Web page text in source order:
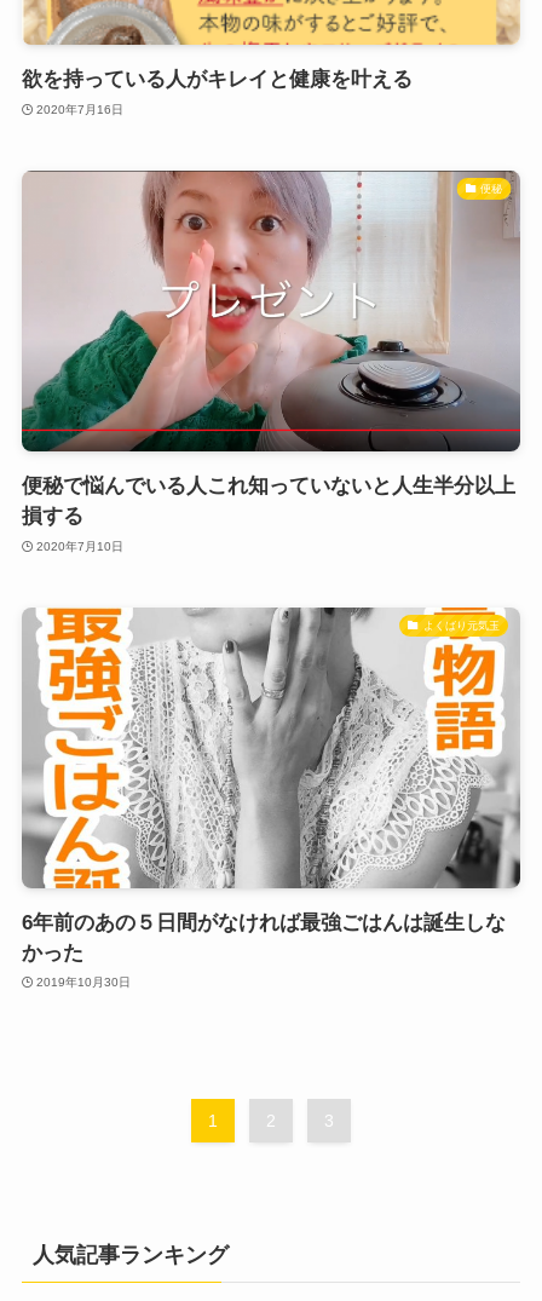
欲を持っている人がキレイと健康を叶える
2020年7月16日
便秘
便秘で悩んでいる人これ知っていないと人生半分以上
損する
2020年7月10日
よくばり元気玉
6年前のあの５日間がなければ最強ごはんは誕生しな
かった
2019年10月30日
1 2 3
人気記事ランキング